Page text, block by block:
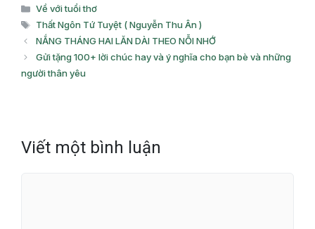
Danh
mục
Về với tuổi thơ
Thẻ
Thất Ngôn Tứ Tuyệt ( Nguyễn Thu Ân )
NẮNG THÁNG HAI LĂN DÀI THEO NỖI NHỚ
Gửi tặng 100+ lời chúc hay và ý nghĩa cho bạn bè và những
người thân yêu
Viết một bình luận